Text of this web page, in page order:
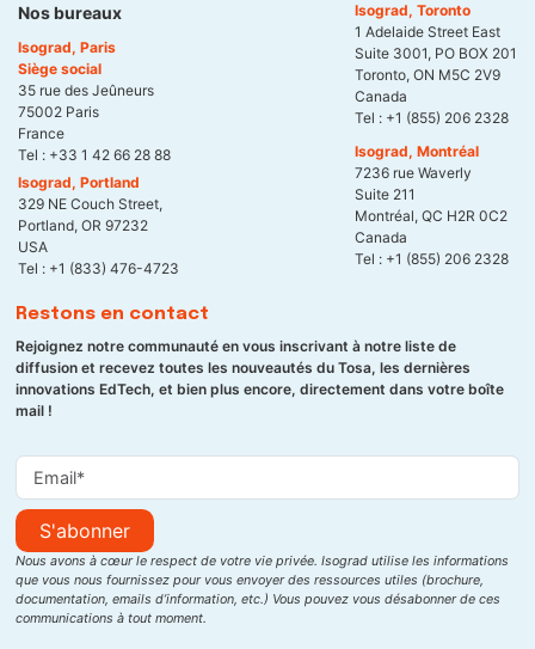
Nos bureaux
Isograd, Paris
Siège social
35 rue des Jeûneurs
75002 Paris
France
Tel : +33 1 42 66 28 88
Isograd, Portland
329 NE Couch Street,
Portland, OR 97232
USA
Tel : +1 (833) 476-4723
Isograd, Toronto
1 Adelaide Street East
Suite 3001, PO BOX 201
Toronto, ON M5C 2V9
Canada
Tel : +1 (855) 206 2328
Isograd, Montréal
7236 rue Waverly
Suite 211
Montréal, QC H2R 0C2
Canada
Tel : +1 (855) 206 2328
Restons en contact
Rejoignez notre communauté en vous inscrivant à notre liste de
diffusion et recevez toutes les nouveautés du Tosa, les dernières
innovations EdTech, et bien plus encore, directement dans votre boîte
mail !
S'abonner
Nous avons à cœur le respect de votre vie privée. Isograd utilise les informations
que vous nous fournissez pour vous envoyer des ressources utiles (brochure,
documentation, emails d’information, etc.) Vous pouvez vous désabonner de ces
communications à tout moment.